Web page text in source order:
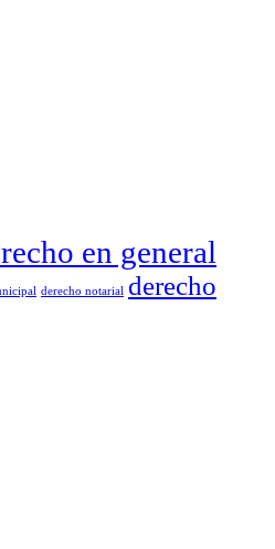
en general
derecho notarial
derecho